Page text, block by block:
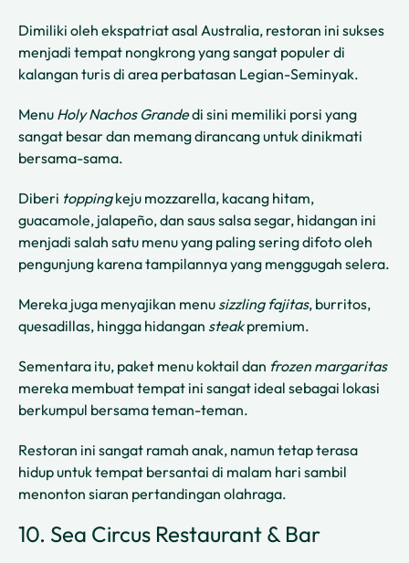
Dimiliki oleh ekspatriat asal Australia, restoran ini sukses
menjadi tempat nongkrong yang sangat populer di
kalangan turis di area perbatasan Legian-Seminyak.
Menu Holy Nachos Grandedi sini memiliki porsi yang
sangat besar dan memang dirancang untuk dinikmati
bersama-sama.
Diberi toppingkeju mozzarella, kacang hitam,
guacamole, jalapeño, dan saus salsa segar, hidangan ini
menjadi salah satu menu yang paling sering difoto oleh
pengunjung karena tampilannya yang menggugah selera.
Mereka juga menyajikan menu sizzling fajitas, burritos,
quesadillas, hingga hidangan steakpremium.
Sementara itu, paket menu koktail dan frozen margaritas
mereka membuat tempat ini sangat ideal sebagai lokasi
berkumpul bersama teman-teman.
Restoran ini sangat ramah anak, namun tetap terasa
hidup untuk tempat bersantai di malam hari sambil
menonton siaran pertandingan olahraga.
10. Sea Circus Restaurant & Bar